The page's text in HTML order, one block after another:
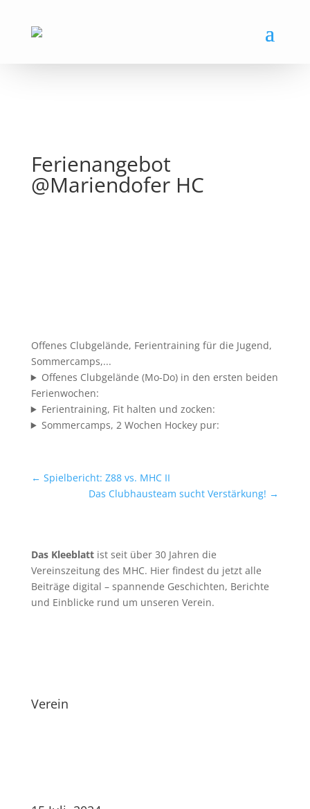
Ferienangebot
@Mariendofer HC
Offenes Clubgelände, Ferientraining für die Jugend,
Sommercamps,...
Offenes Clubgelände (Mo-Do) in den ersten beiden
Ferienwochen:
Ferientraining, Fit halten und zocken:
Sommercamps, 2 Wochen Hockey pur:
← Spielbericht: Z88 vs. MHC II
Das Clubhausteam sucht Verstärkung! →
Das Kleeblattist seit über 30 Jahren die
Vereinszeitung des MHC. Hier findest du jetzt alle
Beiträge digital – spannende Geschichten, Berichte
und Einblicke rund um unseren Verein.
Verein